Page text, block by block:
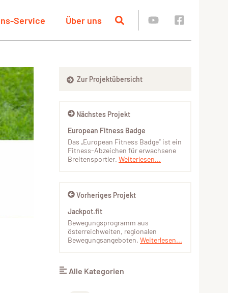
Service Über uns
Zur Projektübersicht
Nächstes Projekt
European Fitness Badge
Das „European Fitness Badge“ ist ein
Fitness-Abzeichen für erwachsene
Breitensportler. Weiterlesen...
Vorheriges Projekt
Jackpot.fit
Bewegungsprogramm aus
österreichweiten, regionalen
Bewegungsangeboten. Weiterlesen...
Alle Kategorien